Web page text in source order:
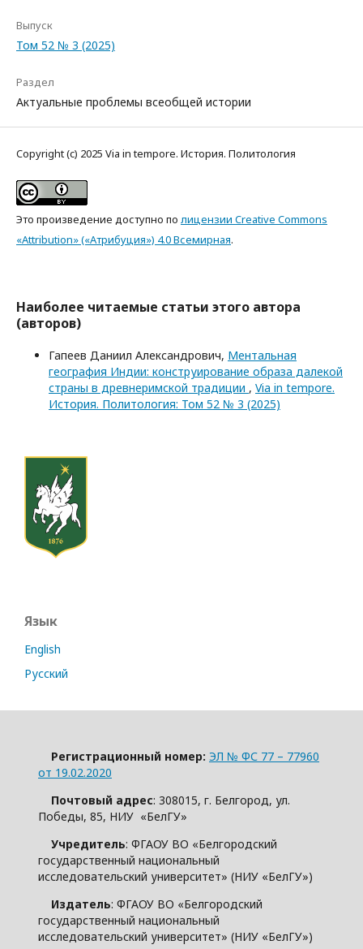
Выпуск
Том 52 № 3 (2025)
Раздел
Актуальные проблемы всеобщей истории
Copyright (c) 2025 Via in tempore. История. Политология
Это произведение доступно по лицензии Creative Commons
«Attribution» («Атрибуция») 4.0 Всемирная.
Наиболее читаемые статьи этого автора
(авторов)
Гапеев Даниил Александрович, Ментальная
география Индии: конструирование образа далекой
страны в древнеримской традиции , Via in tempore.
История. Политология: Том 52 № 3 (2025)
Язык
English
Русский
Регистрационный номер: ЭЛ № ФС 77 – 77960
от 19.02.2020
Почтовый адрес: 308015, г. Белгород, ул.
Победы, 85, НИУ «БелГУ»
Учредитель: ФГАОУ ВО «Белгородский
государственный национальный
исследовательский университет» (НИУ «БелГУ»)
Издатель: ФГАОУ ВО «Белгородский
государственный национальный
исследовательский университет» (НИУ «БелГУ»)